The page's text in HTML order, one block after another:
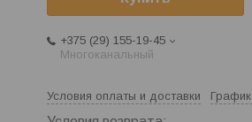
+375 (29) 155-19-45
Многоканальный
Условия оплаты и доставки